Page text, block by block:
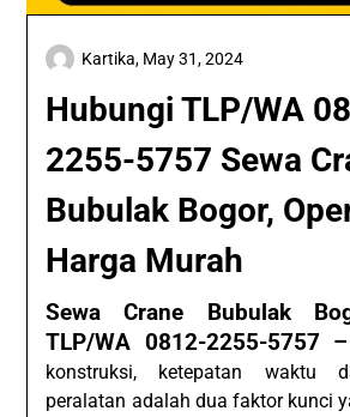
Hubungi TLP/WA
2255-5757 Sewa
Bubulak Bogor,
Harga Murah
Kartika, May 31, 2024
Sewa Crane Bubulak
TLP/WA 0812-2255-5757
konstruksi, ketepatan waktu
peralatan adalah dua faktor kunci